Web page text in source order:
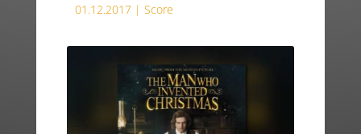
01.12.2017 | Score